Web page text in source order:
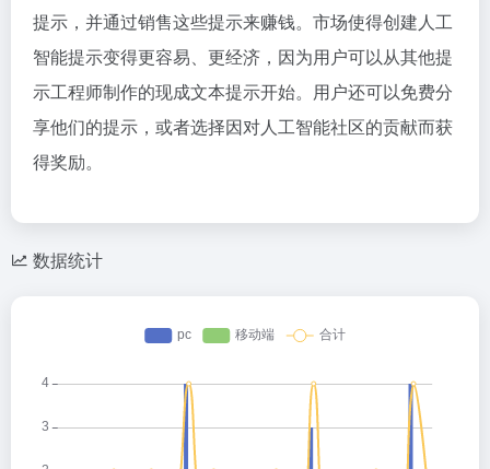
提示，并通过销售这些提示来赚钱。市场使得创建人工
智能提示变得更容易、更经济，因为用户可以从其他提
示工程师制作的现成文本提示开始。用户还可以免费分
享他们的提示，或者选择因对人工智能社区的贡献而获
得奖励。
数据统计